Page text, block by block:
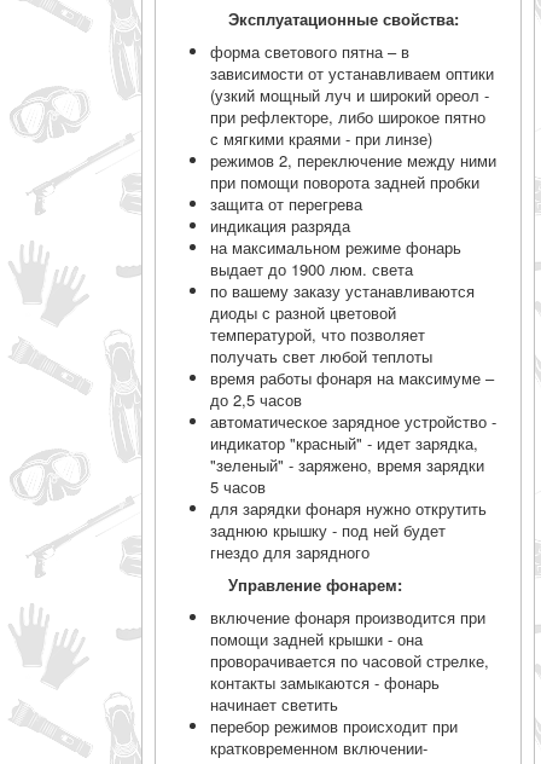
Эксплуатационные свойства:
форма светового пятна – в
зависимости от устанавливаем оптики
(узкий мощный луч и широкий ореол -
при рефлекторе, либо широкое пятно
с мягкими краями - при линзе)
режимов 2, переключение между ними
при помощи поворота задней пробки
защита от перегрева
индикация разряда
на максимальном режиме фонарь
выдает до 1900 люм. света
по вашему заказу устанавливаются
диоды с разной цветовой
температурой, что позволяет
получать свет любой теплоты
время работы фонаря на максимуме –
до 2,5 часов
автоматическое зарядное устройство -
индикатор "красный" - идет зарядка,
"зеленый" - заряжено, время зарядки
5 часов
для зарядки фонаря нужно открутить
заднюю крышку - под ней будет
гнездо для зарядного
Управление фонарем:
включение фонаря производится при
помощи задней крышки - она
проворачивается по часовой стрелке,
контакты замыкаются - фонарь
начинает светить
перебор режимов происходит при
кратковременном включении-